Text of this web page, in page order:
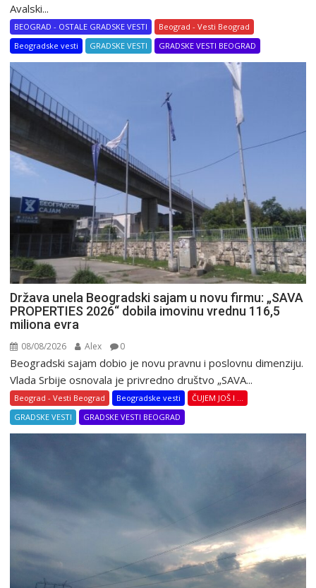
Avalski...
BEOGRAD - OSTALE GRADSKE VESTI
Beograd - Vesti Beograd
Beogradske vesti
GRADSKE VESTI GRADSKE VESTI BEOGRAD
Država unela Beogradski sajam u novu firmu: „SAVA
PROPERTIES 2026“ dobila imovinu vrednu 116,5
miliona evra
08/08/2026 Alex 0
Beogradski sajam dobio je novu pravnu i poslovnu dimenziju.
Vlada Srbije osnovala je privredno društvo „SAVA...
Beograd - Vesti Beograd Beogradske vesti
ČUJEM JOŠ I ...
GRADSKE VESTI
GRADSKE VESTI BEOGRAD